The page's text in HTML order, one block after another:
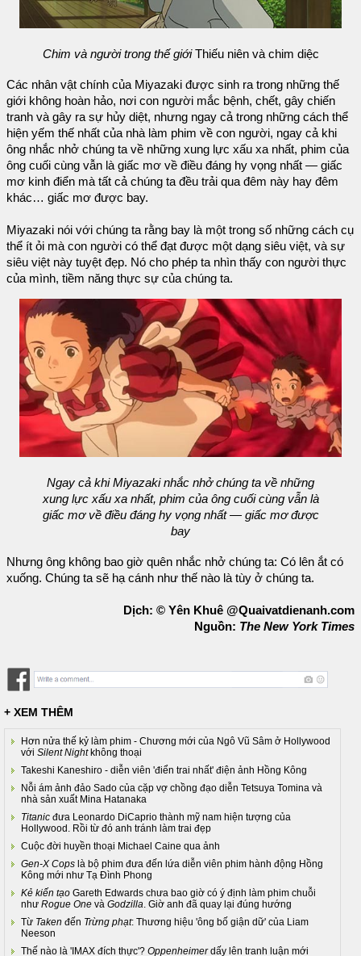
Chim và người trong thế giớiThiếu niên và chim diệc
Các nhân vật chính của Miyazaki được sinh ra trong những thế
giới không hoàn hảo, nơi con người mắc bệnh, chết, gây chiến
tranh và gây ra sự hủy diệt, nhưng ngay cả trong những cách thể
hiện yếm thế nhất của nhà làm phim về con người, ngay cả khi
ông nhắc nhở chúng ta về những xung lực xấu xa nhất, phim của
ông cuối cùng vẫn là giấc mơ về điều đáng hy vọng nhất — giấc
mơ kinh điển mà tất cả chúng ta đều trải qua đêm này hay đêm
khác… giấc mơ được bay.
Miyazaki nói với chúng ta rằng bay là một trong số những cách cụ
thể ít ỏi mà con người có thể đạt được một dạng siêu việt, và sự
siêu việt này tuyệt đẹp. Nó cho phép ta nhìn thấy con người thực
của mình, tiềm năng thực sự của chúng ta.
Ngay cả khi Miyazaki nhắc nhở chúng ta về những
xung lực xấu xa nhất, phim của ông cuối cùng vẫn là
giấc mơ về điều đáng hy vọng nhất — giấc mơ được
bay
Nhưng ông không bao giờ quên nhắc nhở chúng ta: Có lên ắt có
xuống. Chúng ta sẽ hạ cánh như thế nào là tùy ở chúng ta.
Dịch: © Yên Khuê @Quaivatdienanh.com
Nguồn: The New York Times
+ XEM THÊM
Hơn nửa thế kỷ làm phim - Chương mới của Ngô Vũ Sâm ở Hollywood
với Silent Nightkhông thoại
Takeshi Kaneshiro - diễn viên 'điển trai nhất' điện ảnh Hồng Kông
Nỗi ám ảnh đảo Sado của cặp vợ chồng đạo diễn Tetsuya Tomina và
nhà sản xuất Mina Hatanaka
Titanic đưa Leonardo DiCaprio thành mỹ nam hiện tượng của
Hollywood. Rồi từ đó anh tránh làm trai đẹp
Cuộc đời huyền thoại Michael Caine qua ảnh
Gen-X Cops là bộ phim đưa đến lứa diễn viên phim hành động Hồng
Kông mới như Tạ Đình Phong
Kẻ kiến tạo Gareth Edwards chưa bao giờ có ý định làm phim chuỗi
như Rogue One và Godzilla . Giờ anh đã quay lại đúng hướng
Từ Taken đến Trừng phạt: Thương hiệu 'ông bố giận dữ' của Liam
Neeson
Thế nào là 'IMAX đích thực'? Oppenheimerdấy lên tranh luận mới